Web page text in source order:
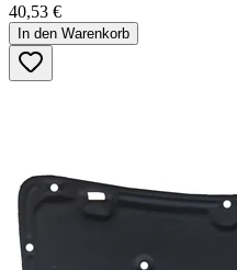
40,53 €
In den Warenkorb